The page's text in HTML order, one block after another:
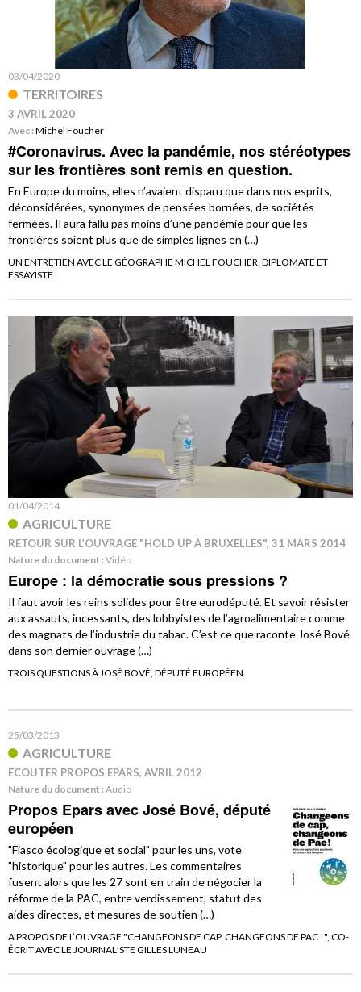
03/04/2020
TERRITOIRES
3 AVRIL 2020
Avec :Michel Foucher
#Coronavirus. Avec la pandémie, nos stéréotypes
sur les frontières sont remis en question.
En Europe du moins, elles n’avaient disparu que dans nos esprits,
déconsidérées, synonymes de pensées bornées, de sociétés
fermées. Il aura fallu pas moins d’une pandémie pour que les
frontières soient plus que de simples lignes en (…)
UN ENTRETIEN AVEC LE GÉOGRAPHE MICHEL FOUCHER, DIPLOMATE ET
ESSAYISTE.
01/04/2014
AGRICULTURE
RETOUR SUR L’OUVRAGE "HOLD UP À BRUXELLES", 31 MARS 2014
Nature du document :Vidéo
Europe : la démocratie sous pressions ?
Il faut avoir les reins solides pour être eurodéputé. Et savoir résister
aux assauts, incessants, des lobbyistes de l’agroalimentaire comme
des magnats de l’industrie du tabac. C’est ce que raconte José Bové
dans son dernier ouvrage (…)
TROIS QUESTIONS À JOSÉ BOVÉ, DÉPUTÉ EUROPÉEN.
25/03/2013
AGRICULTURE
ECOUTER PROPOS EPARS, AVRIL 2012
Nature du document :Audio
Propos Epars avec José Bové, député
européen
"Fiasco écologique et social" pour les uns, vote
"historique" pour les autres. Les commentaires
fusent alors que les 27 sont en train de négocier la
réforme de la PAC, entre verdissement, statut des
aides directes, et mesures de soutien (…)
A PROPOS DE L’OUVRAGE "CHANGEONS DE CAP, CHANGEONS DE PAC !", CO-
ÉCRIT AVEC LE JOURNALISTE GILLES LUNEAU